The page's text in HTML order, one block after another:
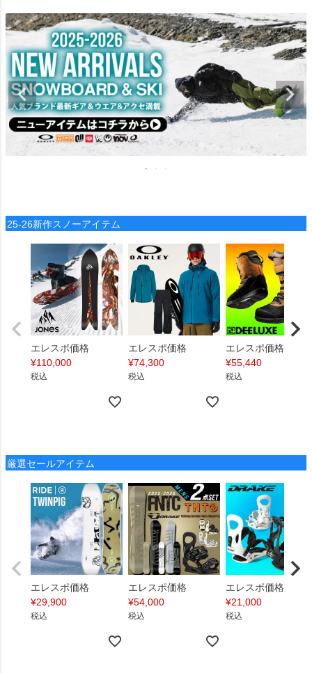
25-26新作スノーアイテム
エレスポ価格
¥110,000
税込
エレスポ価格
¥74,300
税込
エレスポ価格
¥55,440
税込
厳選セールアイテム
エレスポ価格
¥29,900
税込
エレスポ価格
¥54,000
税込
エレスポ価格
¥21,000
税込